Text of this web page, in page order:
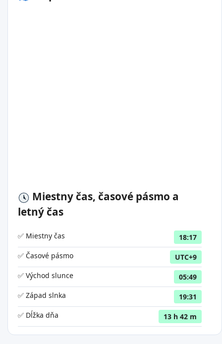
Miestny čas, časové pásmo a
letný čas
✅ Miestny čas
18:17
✅ Časové pásmo
UTC+9
✅ Východ slunce
05:49
✅ Západ slnka
19:31
✅ Dĺžka dňa
13 h 42 m